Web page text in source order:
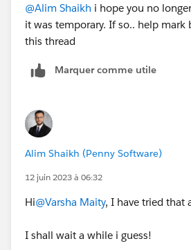
@Alim Shaikh i hope you no
it was temporary. If so.. help mark
this thread
Marquer comme utile
Alim Shaikh (Penny Software)
12 juin 2023 à 06:32
Hi@Varsha Maity, I have tried that
I shall wait a while i guess!